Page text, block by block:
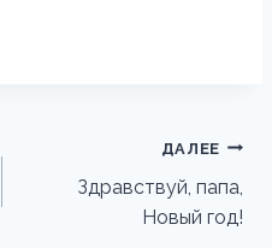
ДАЛЕЕ
Здравствуй, папа,
Новый год!